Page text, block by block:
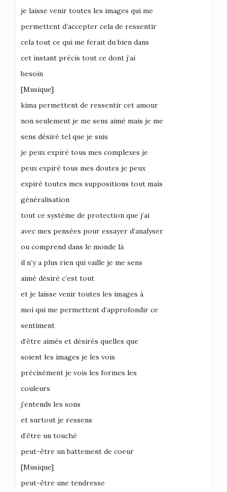
je laisse venir toutes les images qui me
permettent d’accepter cela de ressentir
cela tout ce qui me ferait du bien dans
cet instant précis tout ce dont j’ai
besoin
[Musique]
kima permettent de ressentir cet amour
non seulement je me sens aimé mais je me
sens désiré tel que je suis
je peux expiré tous mes complexes je
peux expiré tous mes doutes je peux
expiré toutes mes suppositions tout mais
généralisation
tout ce système de protection que j’ai
avec mes pensées pour essayer d’analyser
ou comprend dans le monde là
il n’y a plus rien qui vaille je me sens
aimé désiré c’est tout
et je laisse venir toutes les images à
moi qui me permettent d’approfondir ce
sentiment
d’être aimés et désirés quelles que
soient les images je les vois
précisément je vois les formes les
couleurs
j’entends les sons
et surtout je ressens
d’être un touché
peut-être un battement de coeur
[Musique]
peut-être une tendresse